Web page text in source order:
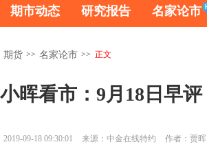
期市动态 研究报告 名家论市
期货 >> 名家论市 >> 正文
小晖看市：9月18日早评
2019-09-18 09:30:01 来源：中金在线特约 作者：贾晖